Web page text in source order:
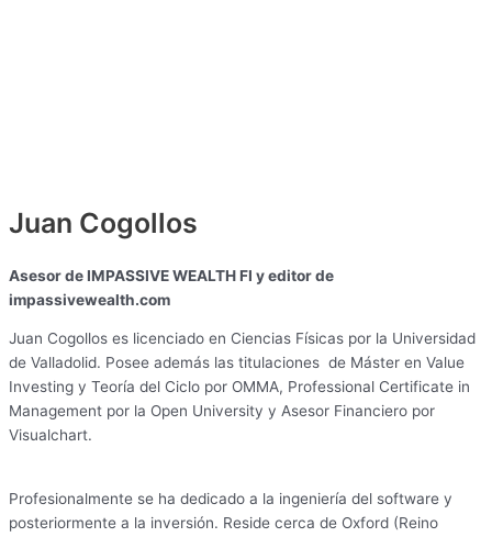
Juan Cogollos
Asesor de IMPASSIVE WEALTH FI y editor de
impassivewealth.com
Juan Cogollos es licenciado en Ciencias Físicas por la Universidad
de Valladolid. Posee además las titulaciones de Máster en Value
Investing y Teoría del Ciclo por OMMA, Professional Certificate in
Management por la Open University y Asesor Financiero por
Visualchart.
Profesionalmente se ha dedicado a la ingeniería del software y
posteriormente a la inversión. Reside cerca de Oxford (Reino